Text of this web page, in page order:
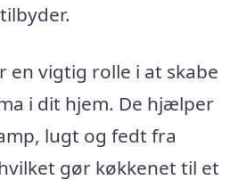
en vigtig rolle i at skabe
i dit hjem. De hjælper
lugt og fedt fra
gør køkkenet til et